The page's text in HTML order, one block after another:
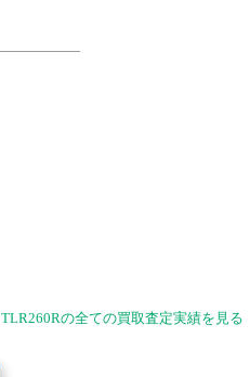
TLR260Rの全ての買取査定実績を見る